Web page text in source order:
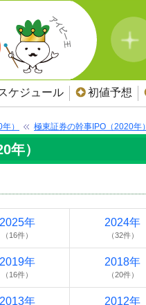
ケジュール 初値予想
） 極東証券の幹事IPO（2020年）
年）
2025年
（16件）
2024年
（32件）
2019年
（16件）
2018年
（20件）
2013年 2012年